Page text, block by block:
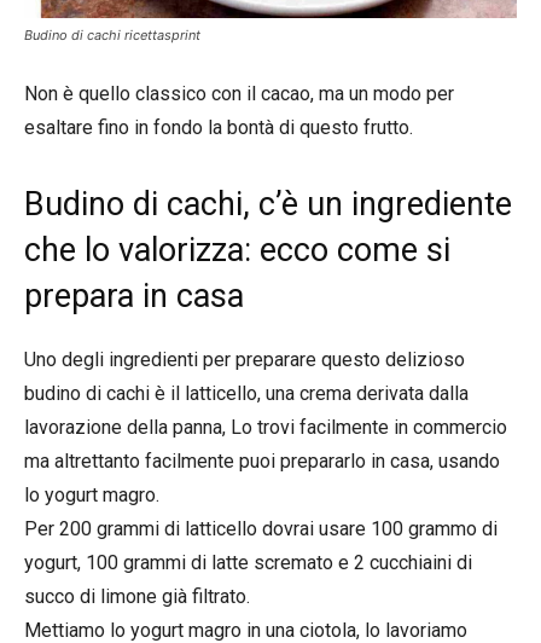
Budino di cachi ricettasprint
Non è quello classico con il cacao, ma un modo per
esaltare fino in fondo la bontà di questo frutto.
Budino di cachi, c’è un ingrediente
che lo valorizza: ecco come si
prepara in casa
Uno degli ingredienti per preparare questo delizioso
budino di cachi è il latticello, una crema derivata dalla
lavorazione della panna, Lo trovi facilmente in commercio
ma altrettanto facilmente puoi prepararlo in casa, usando
lo yogurt magro.
Per 200 grammi di latticello dovrai usare 100 grammo di
yogurt, 100 grammi di latte scremato e 2 cucchiaini di
succo di limone già filtrato.
Mettiamo lo yogurt magro in una ciotola, lo lavoriamo